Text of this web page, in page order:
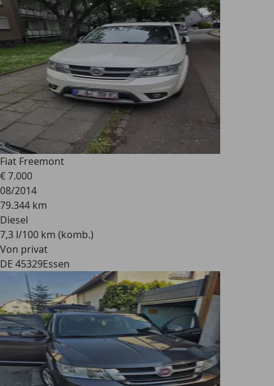
Fiat Freemont
€ 7.000
08/2014
79.344 km
Diesel
7,3 l/100 km (komb.)
Von privat
DE 45329Essen